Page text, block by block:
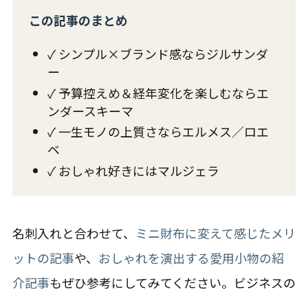
この記事のまとめ
✓ シンプル×ブランド感ならジルサンダ
ー
✓ 予算控えめ＆経年変化を楽しむならエ
ンダースキーマ
✓ 一生モノの上質さならエルメス／ロエ
ベ
✓ おしゃれ好きにはマルジェラ
名刺入れと合わせて、
ミニ財布に変えて感じたメリ
ットの記事や、 おしゃれを演出する愛用小物の紹
介記事もぜひ参考にしてみてください。ビジネスの